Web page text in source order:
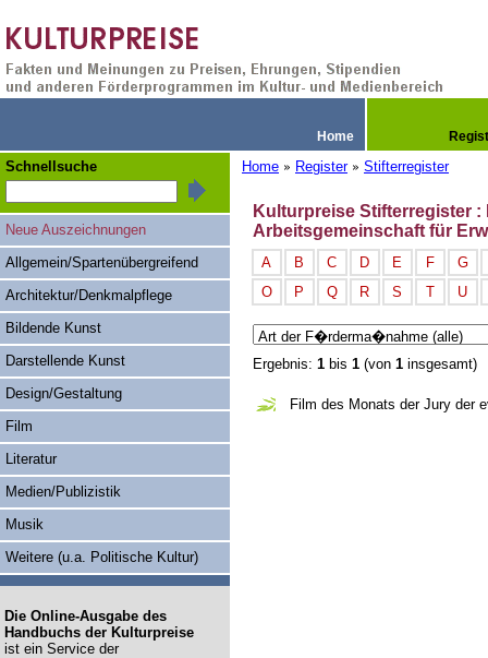
Home
Home » Register » Stifterregister
Kulturpreise Stifterregister
Arbeitsgemeinschaft für
A B C D E F
G
O
P Q R S T U
Ergebnis: 1 bis 1 (von 1 insgesamt)
Film des Monats der Jury der
Schnellsuche
Neue Auszeichnungen
Allgemein/Spartenübergreifend
Architektur/Denkmalpflege
Bildende Kunst
Darstellende Kunst
Design/Gestaltung
Film
Literatur
Medien/Publizistik
Musik
Weitere (u.a. Politische Kultur)
Die Online-Ausgabe des
Handbuchs der Kulturpreise
ist ein Service der